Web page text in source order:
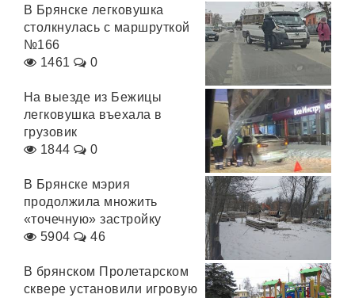
В Брянске легковушка
столкнулась с маршруткой
№166
1461
0
На выезде из Бежицы
легковушка въехала в
грузовик
1844
0
В Брянске мэрия
продолжила множить
«точечную» застройку
5904
46
В брянском Пролетарском
сквере установили игровую